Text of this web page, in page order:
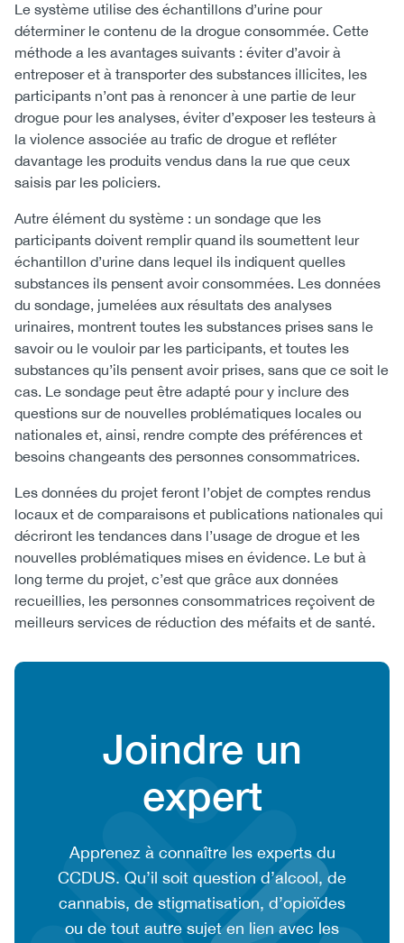
Le système utilise des échantillons d’urine pour
déterminer le contenu de la drogue consommée. Cette
méthode a les avantages suivants : éviter d’avoir à
entreposer et à transporter des substances illicites, les
participants n’ont pas à renoncer à une partie de leur
drogue pour les analyses, éviter d’exposer les testeurs à
la violence associée au trafic de drogue et refléter
davantage les produits vendus dans la rue que ceux
saisis par les policiers.
Autre élément du système : un sondage que les
participants doivent remplir quand ils soumettent leur
échantillon d’urine dans lequel ils indiquent quelles
substances ils pensent avoir consommées. Les données
du sondage, jumelées aux résultats des analyses
urinaires, montrent toutes les substances prises sans le
savoir ou le vouloir par les participants, et toutes les
substances qu’ils pensent avoir prises, sans que ce soit le
cas. Le sondage peut être adapté pour y inclure des
questions sur de nouvelles problématiques locales ou
nationales et, ainsi, rendre compte des préférences et
besoins changeants des personnes consommatrices.
Les données du projet feront l’objet de comptes rendus
locaux et de comparaisons et publications nationales qui
décriront les tendances dans l’usage de drogue et les
nouvelles problématiques mises en évidence. Le but à
long terme du projet, c’est que grâce aux données
recueillies, les personnes consommatrices reçoivent de
meilleurs services de réduction des méfaits et de santé.
Content
Heading
Joindre un
expert
CTA
context
or
summary
Apprenez à connaître les experts du
CCDUS. Qu’il soit question d’alcool, de
cannabis, de stigmatisation, d’opioïdes
ou de tout autre sujet en lien avec les